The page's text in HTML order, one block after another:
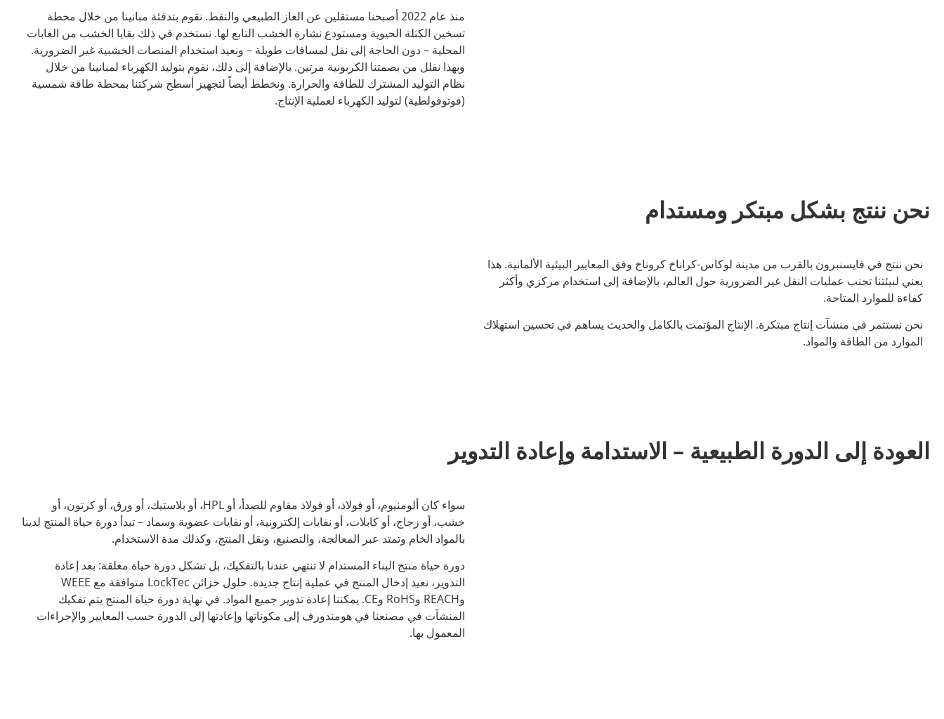
منذ عام 2022 أصبحنا مستقلين عن الغاز الطبيعي والنفط. نقوم بتدفئة مبانينا من خلال محطة
تسخين الكتلة الحيوية ومستودع نشارة الخشب التابع لها. نستخدم في ذلك بقايا الخشب من الغابات
المحلية – دون الحاجة إلى نقل لمسافات طويلة – ونعيد استخدام المنصات الخشبية غير الضرورية.
وبهذا نقلل من بصمتنا الكربونية مرتين. بالإضافة إلى ذلك، نقوم بتوليد الكهرباء لمبانينا من خلال
نظام التوليد المشترك للطاقة والحرارة. ونخطط أيضاً لتجهيز أسطح شركتنا بمحطة طاقة شمسية
(فوتوفولطية) لتوليد الكهرباء لعملية الإنتاج.
نحن ننتج بشكل مبتكر ومستدام
نحن ننتج في فايسنبرون بالقرب من مدينة لوكاس-كراناخ كروناخ وفق المعايير البيئية الألمانية. هذا
يعني لبيئتنا تجنب عمليات النقل غير الضرورية حول العالم، بالإضافة إلى استخدام مركزي وأكثر
كفاءة للموارد المتاحة.
نحن نستثمر في منشآت إنتاج مبتكرة. الإنتاج المؤتمت بالكامل والحديث يساهم في تحسين استهلاك
الموارد من الطاقة والمواد.
العودة إلى الدورة الطبيعية – الاستدامة وإعادة التدوير
سواء كان ألومنيوم، أو فولاذ، أو فولاذ مقاوم للصدأ، أو HPL، أو بلاستيك، أو ورق، أو كرتون، أو
خشب، أو زجاج، أو كابلات، أو نفايات إلكترونية، أو نفايات عضوية وسماد – تبدأ دورة حياة المنتج لدينا
بالمواد الخام وتمتد عبر المعالجة، والتصنيع، ونقل المنتج، وكذلك مدة الاستخدام.
دورة حياة منتج البناء المستدام لا تنتهي عندنا بالتفكيك، بل تشكل دورة حياة مغلقة: بعد إعادة
التدوير، نعيد إدخال المنتج في عملية إنتاج جديدة. حلول خزائن LockTec متوافقة مع WEEE
وREACH وRoHS وCE. يمكننا إعادة تدوير جميع المواد. في نهاية دورة حياة المنتج يتم تفكيك
المنشآت في مصنعنا في هومندورف إلى مكوناتها وإعادتها إلى الدورة حسب المعايير والإجراءات
المعمول بها.